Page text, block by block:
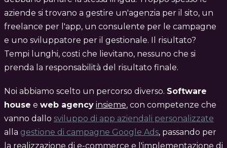
aziende si trovano a gestire un'agenzia per il sito, un
freelance per l'app, un consulente per le campagne
e uno sviluppatore per il gestionale. Il risultato?
Tempi lunghi, costi che lievitano, nessuno che si
prenda la responsabilità del risultato finale.
Noi abbiamo scelto un percorso diverso. Software
house e web agency insieme, con competenze che
vanno dallo sviluppo di app aziendali personalizzate
alla gestione di campagne Google Ads, passando per
la realizzazione di e-commerce e l'implementazione di